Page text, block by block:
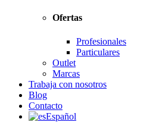
Ofertas
Profesionales
Particulares
Outlet
Marcas
Trabaja con nosotros
Blog
Contacto
Español